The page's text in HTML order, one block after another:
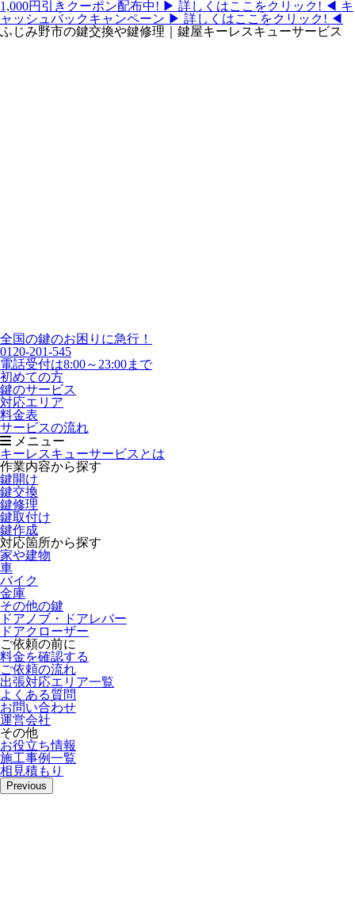
1,000円引きクーポン配布中! ▶ 詳しくはここをクリック! ◀ キ
ャッシュバックキャンペーン ▶ 詳しくはここをクリック! ◀
ふじみ野市の鍵交換や鍵修理｜鍵屋キーレスキューサービス
全国の鍵のお困りに急行！
0120-201-545
電話受付は8:00～23:00まで
初めての方
鍵のサービス
対応エリア
料金表
サービスの流れ
メニュー
キーレスキューサービスとは
作業内容から探す
鍵開け
鍵交換
鍵修理
鍵取付け
鍵作成
対応箇所から探す
家や建物
車
バイク
金庫
その他の鍵
ドアノブ・ドアレバー
ドアクローザー
ご依頼の前に
料金を確認する
ご依頼の流れ
出張対応エリア一覧
よくある質問
お問い合わせ
運営会社
その他
お役立ち情報
施工事例一覧
相見積もり
Previous